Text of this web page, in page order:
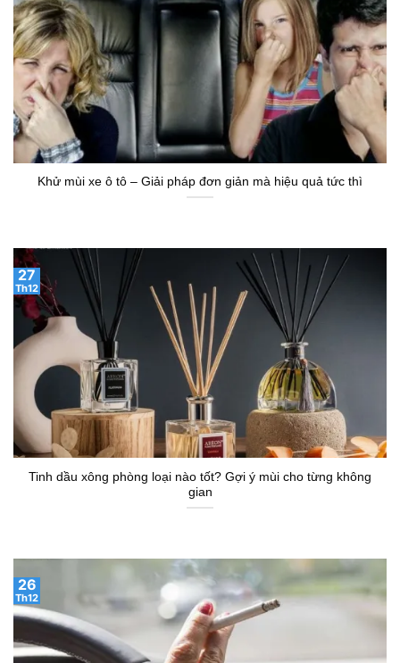
Khử mùi xe ô tô – Giải pháp đơn giản mà hiệu quả tức thì
Tinh dầu xông phòng loại nào tốt? Gợi ý mùi cho từng không
gian
27
Th12
26
Th12